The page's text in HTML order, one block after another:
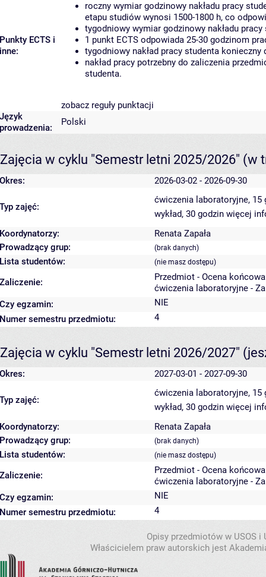
Punkty ECTS i
inne:
roczny wymiar godzinowy nakładu pracy
etapu studiów wynosi 1500-1800 h, co
tygodniowy wymiar godzinowy nakładu
1 punkt ECTS odpowiada 25-30 godzinom
tygodniowy nakład pracy studenta
nakład pracy potrzebny do zaliczenia
studenta.
zobacz reguły punktacji
Język
prowadzenia:
Polski
Zajęcia w cyklu "Semestr letni 2025/2026" (w
Okres: 2026-03-02 - 2026-09-30
Typ zajęć:
ćwiczenia laboratoryjne, 15
wykład, 30 godzin więcej
Koordynatorzy:
Renata Zapała
Prowadzący grup:
(brak danych)
Lista studentów: (nie masz dostępu)
Zaliczenie:
Przedmiot - Ocena
ćwiczenia laboratoryjne -
Czy egzamin:
NIE
Numer semestru przedmiotu:
4
Zajęcia w cyklu "Semestr letni 2026/2027"
Okres: 2027-03-01 - 2027-09-30
Typ zajęć:
ćwiczenia laboratoryjne, 15
wykład, 30 godzin więcej
Koordynatorzy:
Renata Zapała
Prowadzący grup:
(brak danych)
Lista studentów: (nie masz dostępu)
Zaliczenie:
Przedmiot - Ocena
ćwiczenia laboratoryjne -
Czy egzamin:
NIE
Numer semestru przedmiotu:
4
Opisy przedmiotów w USOS
Właścicielem praw autorskich jest